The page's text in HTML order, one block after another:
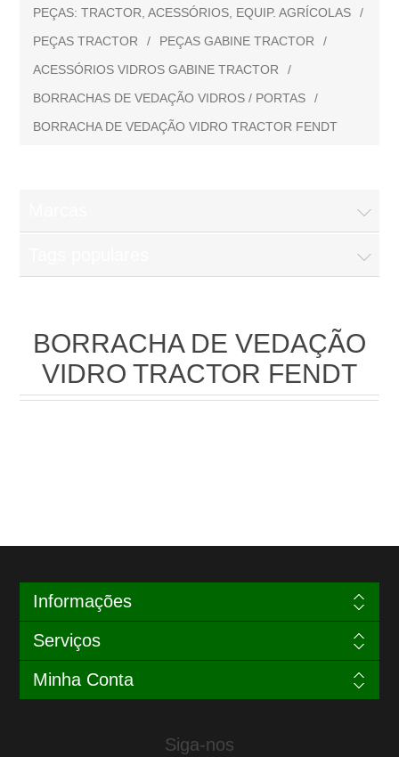
PEÇAS: TRACTOR, ACESSÓRIOS, EQUIP. AGRÍCOLAS
/
PEÇAS TRACTOR
/ PEÇAS GABINE TRACTOR
/
ACESSÓRIOS VIDROS GABINE TRACTOR
/
BORRACHAS DE VEDAÇÃO VIDROS / PORTAS
/
BORRACHA DE VEDAÇÃO VIDRO TRACTOR FENDT
BORRACHA DE VEDAÇÃO
VIDRO TRACTOR FENDT
Informações
Serviços
Minha Conta
Siga-nos